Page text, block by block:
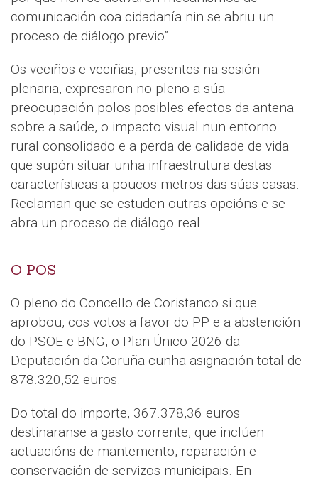
comunicación coa cidadanía nin se abriu un
proceso de diálogo previo”.
Os veciños e veciñas, presentes na sesión
plenaria, expresaron no pleno a súa
preocupación polos posibles efectos da antena
sobre a saúde, o impacto visual nun entorno
rural consolidado e a perda de calidade de vida
que supón situar unha infraestrutura destas
características a poucos metros das súas casas.
Reclaman que se estuden outras opcións e se
abra un proceso de diálogo real.
O POS
O pleno do Concello de Coristanco si que
aprobou, cos votos a favor do PP e a abstención
do PSOE e BNG, o Plan Único 2026 da
Deputación da Coruña cunha asignación total de
878.320,52 euros.
Do total do importe, 367.378,36 euros
destinaranse a gasto corrente, que inclúen
actuacións de mantemento, reparación e
conservación de servizos municipais. En